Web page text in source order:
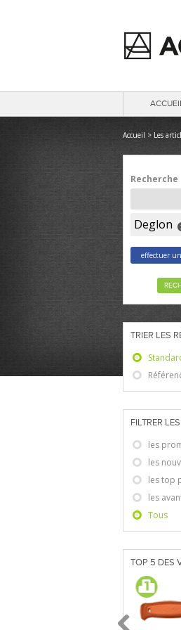
Accueil > Les
Recherche
Deglon
effectuer
TRIER LES
FILTRER
les
les
les top
les
Tous
TOP 5 DES